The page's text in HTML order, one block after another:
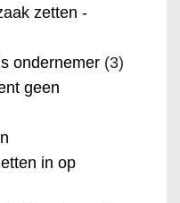
zetten -
ondernemer (3)
geen
in op